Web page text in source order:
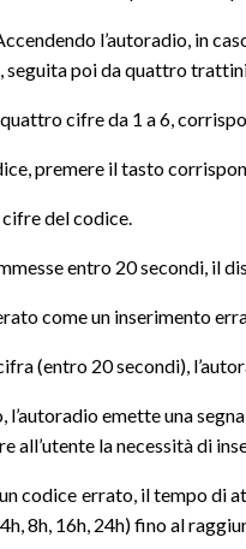
l’autoradio, in
seguita poi da quattro
cifre da 1 a 6,
premere il tasto
del codice.
entro 20 secondi, il
come un inserimento
(entro 20 secondi),
l’autoradio emette una
all’utente la necessità di
codice errato, il tempo di
8h, 16h, 24h) fino al